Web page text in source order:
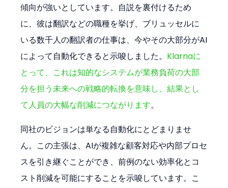
傾向が強いとしています。自説を裏付けるため
に、彼は翻訳などの職種を挙げ、ブリュッセルに
いる数千人の翻訳者の仕事は、今やその大部分がAI
によって自動化できると示唆しました。 Klarnaに
とって、これは知的なシステムが業務負荷の大部
分を担う未来への戦略的転換を意味し、結果とし
て人員の大幅な削減につながります。
同社のビジョンは単なる自動化にとどまりませ
ん。この主張は、AIが複雑な顧客対応や内部プロセ
スを引き継ぐことができ、前例のない効率化とコ
スト削減を可能にすることを示唆しています。こ